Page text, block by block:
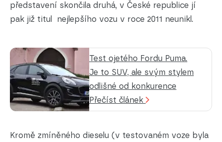
představení skončila druhá, v České republice jí
pak již titul nejlepšího vozu v roce 2011 neunikl.
Test ojetého Fordu Puma.
Je to SUV, ale svým stylem
odlišné od konkurence
Přečíst článek
Kromě zmíněného dieselu (v testovaném voze byla